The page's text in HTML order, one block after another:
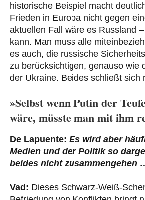
historische Beispiel macht
Frieden in Europa nicht gegen
aktuellen Fall wäre es Russland
kann. Man muss alle
es auch, die russische
zu berücksichtigen, genauso wie
der Ukraine. Beides schließt sich
»Selbst wenn Putin der
wäre, müsste man mit ihm
De Lapuente: Es wird aber
Medien und der Politik so
beides nicht zusammengehen
Vad: Dieses Schwarz-Weiß-